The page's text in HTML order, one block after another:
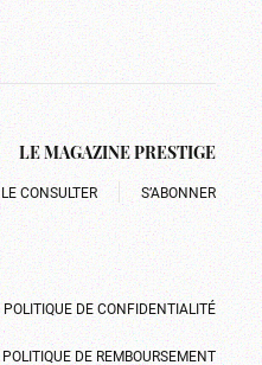
LE MAGAZINE PRESTIGE
LE CONSULTER S’ABONNER
POLITIQUE DE CONFIDENTIALITÉ
POLITIQUE DE REMBOURSEMENT